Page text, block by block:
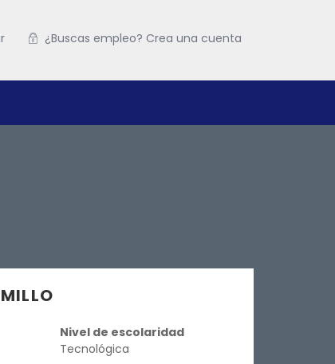
¿Buscas empleo? Crea una cuenta
Nivel de escolaridad
Tecnológica